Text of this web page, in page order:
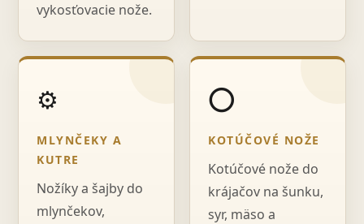
vykosťovacie nože.
⚙️
MLYNČEKY A
KUTRE
Nožíky a šajby do
mlynčekov,
⭕
KOTÚČOVÉ NOŽE
Kotúčové nože do
krájačov na šunku,
syr, mäso a